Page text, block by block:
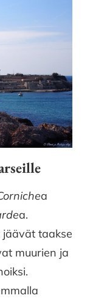
a
a.
taakse
muurien ja